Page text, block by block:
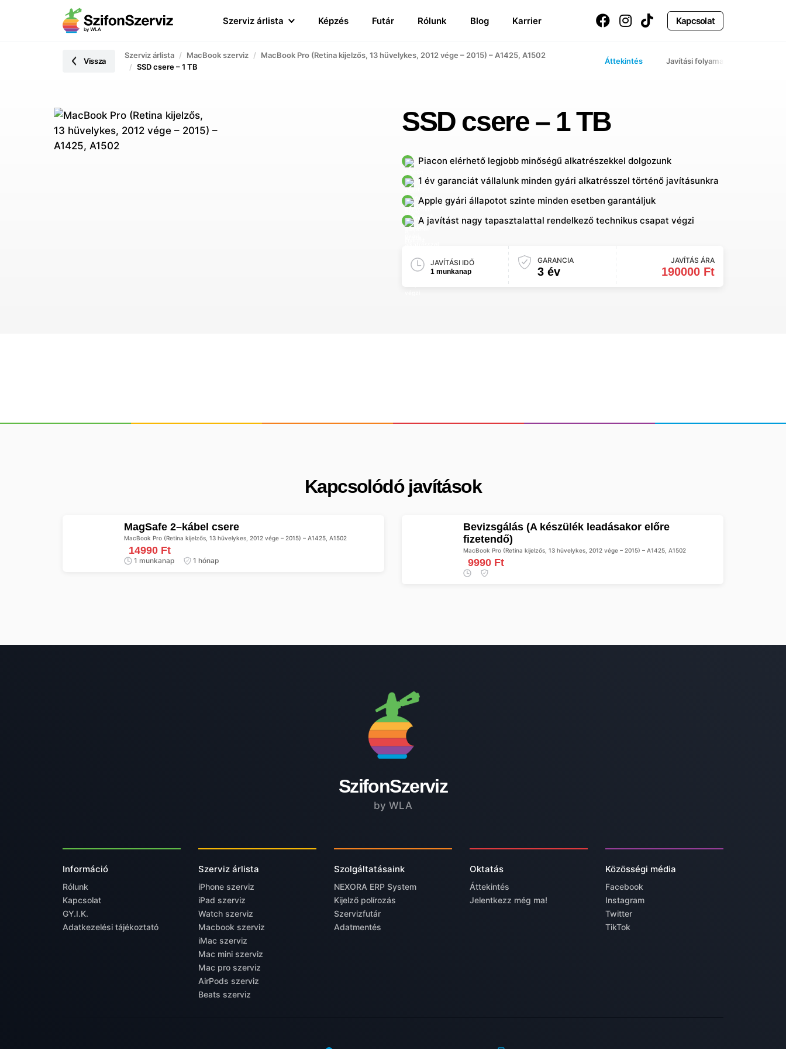
Szerviz árlista Képzés Futár Rólunk Blog Karrier Kapcsolat
Vissza
Szerviz árlista MacBook szerviz
MacBook Pro (Retina kijelzős, 13 hüvelykes, 2012 vége – 2015) – A1425, A1502
SSD csere – 1 TB
Áttekintés Javítási folyamat
SSD csere – 1 TB
Piacon elérhető legjobb minőségű alkatrészekkel dolgozunk
1 év garanciát vállalunk minden gyári alkatrésszel történő javításunkra
Apple gyári állapotot szinte minden esetben garantáljuk
A javítást nagy tapasztalattal rendelkező technikus csapat végzi
JAVÍTÁSI IDŐ
1 munkanap
GARANCIA
3 év
JAVÍTÁS ÁRA
190000 Ft
Kapcsolódó javítások
MagSafe 2–kábel csere
MacBook Pro (Retina kijelzős, 13 hüvelykes, 2012 vége – 2015) – A1425, A1502
14990 Ft
1 munkanap 1 hónap
Bevizsgálás (A készülék leadásakor előre
fizetendő)
MacBook Pro (Retina kijelzős, 13 hüvelykes, 2012 vége – 2015) – A1425, A1502
9990 Ft
SzifonSzerviz
by WLA
Információ
Rólunk
Kapcsolat
GY.I.K.
Adatkezelési tájékoztató
Szerviz árlista
iPhone szerviz
iPad szerviz
Watch szerviz
Macbook szerviz
iMac szerviz
Mac mini szerviz
Mac pro szerviz
AirPods szerviz
Beats szerviz
Szolgáltatásaink
NEXORA ERP System
Kijelző polírozás
Szervizfutár
Adatmentés
Oktatás
Áttekintés
Jelentkezz még ma!
Közösségi média
Facebook
Instagram
Twitter
TikTok